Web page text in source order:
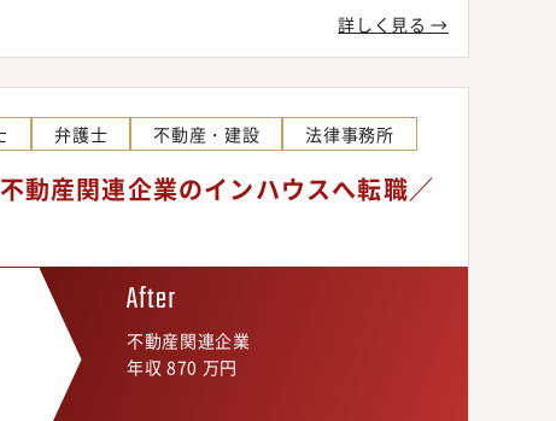
詳しく見る →
弁護士 不動産・建設 法律事務所
動産関連企業のインハウスへ転職／
不動産関連企業
年収 870 万円